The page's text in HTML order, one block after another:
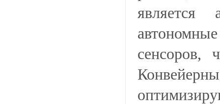
является
сенсоров,